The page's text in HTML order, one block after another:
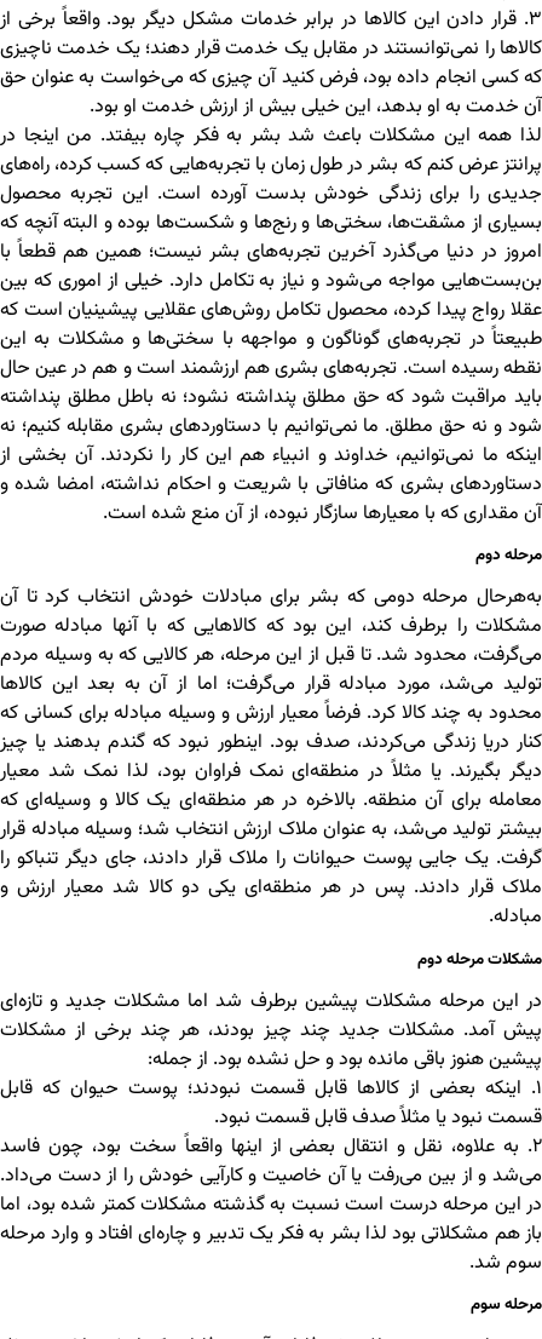
۳. قرار دادن این کالاها در برابر خدمات مشکل دیگر بود. واقعاً برخی از
کالاها را نمی‌توانستند در مقابل یک خدمت قرار دهند؛ یک خدمت ناچیزی
که کسی انجام داده بود، فرض کنید آن چیزی که می‌خواست به عنوان حق
آن خدمت به او بدهد، این خیلی بیش از ارزش خدمت او بود.
لذا همه این مشکلات باعث شد بشر به فکر چاره بیفتد. من اینجا در
پرانتز عرض کنم که بشر در طول زمان با تجربه‌هایی که کسب کرده، راه‌های
جدیدی را برای زندگی خودش بدست آورده است. این تجربه محصول
بسیاری از مشقت‌ها، سختی‌ها و رنج‌ها و شکست‌ها بوده و البته آنچه که
امروز در دنیا می‌گذرد آخرین تجربه‌های بشر نیست؛ همین هم قطعاً با
بن‌بست‌هایی مواجه می‌شود و نیاز به تکامل دارد. خیلی از اموری که بین
عقلا رواج پیدا کرده، محصول تکامل روش‌های عقلایی پیشینیان است که
طبیعتاً در تجربه‌های گوناگون و مواجهه با سختی‌ها و مشکلات به این
نقطه رسیده است. تجربه‌های بشری هم ارزشمند است و هم در عین حال
باید مراقبت شود که حق مطلق پنداشته نشود؛ نه باطل مطلق پنداشته
شود و نه حق مطلق. ما نمی‌توانیم با دستاوردهای بشری مقابله کنیم؛ نه
اینکه ما نمی‌توانیم، خداوند و انبیاء هم این کار را نکردند. آن بخشی از
دستاوردهای بشری که منافاتی با شریعت و احکام نداشته، امضا شده و
آن مقداری که با معیارها سازگار نبوده، از آن منع شده است.
مرحله دوم
به‌هرحال مرحله دومی که بشر برای مبادلات خودش انتخاب کرد تا آن
مشکلات را برطرف کند، این بود که کالاهایی که با آنها مبادله صورت
می‌گرفت، محدود شد. تا قبل از این مرحله، هر کالایی که به وسیله مردم
تولید می‌شد، مورد مبادله قرار می‌گرفت؛ اما از آن به بعد این کالاها
محدود به چند کالا کرد. فرضاً معیار ارزش و وسیله مبادله برای کسانی که
کنار دریا زندگی می‌کردند، صدف بود. اینطور نبود که گندم بدهند یا چیز
دیگر بگیرند. یا مثلاً در منطقه‌ای نمک فراوان بود، لذا نمک شد معیار
معامله برای آن منطقه. بالاخره در هر منطقه‌ای یک کالا و وسیله‌ای که
بیشتر تولید می‌شد، به عنوان ملاک ارزش انتخاب شد؛ وسیله مبادله قرار
گرفت. یک جایی پوست حیوانات را ملاک قرار دادند، جای دیگر تنباکو را
ملاک قرار دادند. پس در هر منطقه‌ای یکی دو کالا شد معیار ارزش و
مبادله.
مشکلات مرحله دوم
در این مرحله مشکلات پیشین برطرف شد اما مشکلات جدید و تازه‌ای
پیش آمد. مشکلات جدید چند چیز بودند، هر چند برخی از مشکلات
پیشین هنوز باقی مانده بود و حل نشده بود. از جمله:
۱. اینکه بعضی از کالاها قابل قسمت نبودند؛ پوست حیوان که قابل
قسمت نبود یا مثلاً صدف قابل قسمت نبود.
۲. به علاوه، نقل و انتقال بعضی از اینها واقعاً سخت بود، چون فاسد
می‌شد و از بین می‌رفت یا آن خاصیت و کارآیی خودش را از دست می‌داد.
در این مرحله درست است نسبت به گذشته مشکلات کمتر شده بود، اما
باز هم مشکلاتی بود لذا بشر به فکر یک تدبیر و چاره‌ای افتاد و وارد مرحله
سوم شد.
مرحله سوم